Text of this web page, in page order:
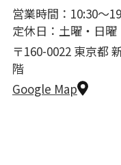
営業時間：10:30〜
定休日：土曜・日曜
〒160-0022 東京都
階
Google Map